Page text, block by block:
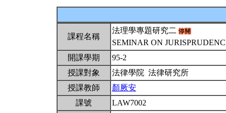
課程名稱
法理學專題研究二
SEMINAR ON
開課學期
95-2
授課對象
法律學院 法律研究所
授課教師
顏厥安
課號
LAW7002